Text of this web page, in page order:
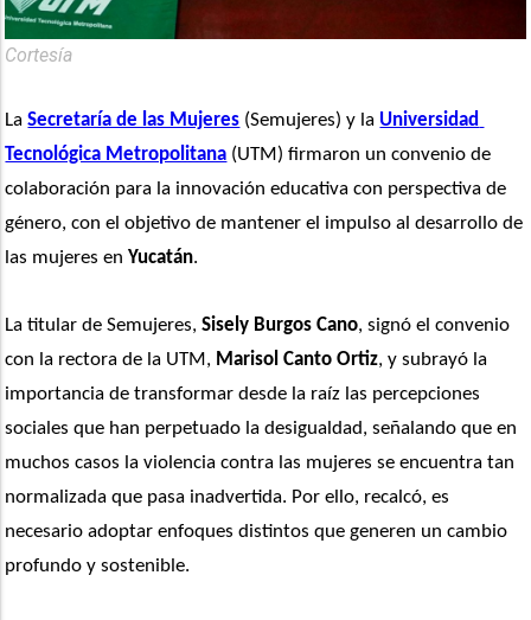
Cortesía
La Secretaría de las Mujeres (Semujeres) y la Universidad
Tecnológica Metropolitana (UTM) firmaron un convenio de
colaboración para la innovación educativa con perspectiva de
género, con el objetivo de mantener el impulso al desarrollo de
las mujeres en Yucatán.
La titular de Semujeres, Sisely Burgos Cano, signó el convenio
con la rectora de la UTM, Marisol Canto Ortiz, y subrayó la
importancia de transformar desde la raíz las percepciones
sociales que han perpetuado la desigualdad, señalando que en
muchos casos la violencia contra las mujeres se encuentra tan
normalizada que pasa inadvertida. Por ello, recalcó, es
necesario adoptar enfoques distintos que generen un cambio
profundo y sostenible.